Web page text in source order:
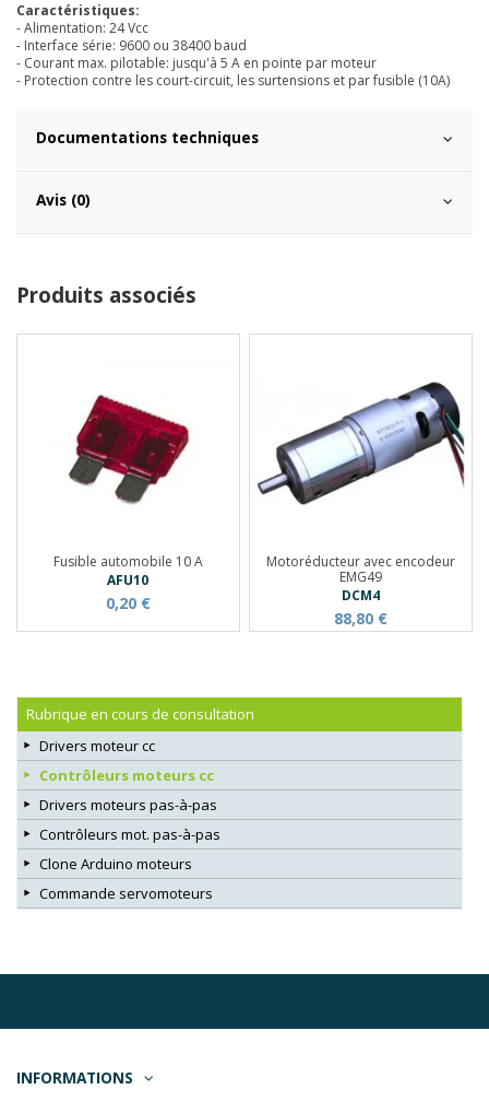
Caractéristiques:
- Alimentation: 24 Vcc
- Interface série: 9600 ou 38400 baud
- Courant max. pilotable: jusqu'à 5 A en pointe par moteur
- Protection contre les court-circuit, les surtensions et par fusible (10A)
Documentations techniques
Avis (0)
Produits associés
Fusible automobile 10 A
AFU10
0,20 €
Motoréducteur avec encodeur
EMG49
DCM4
88,80 €
Rubrique en cours de consultation
Drivers moteur cc
Contrôleurs moteurs cc
Drivers moteurs pas-à-pas
Contrôleurs mot. pas-à-pas
Clone Arduino moteurs
Commande servomoteurs
INFORMATIONS